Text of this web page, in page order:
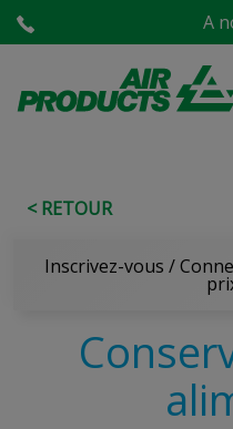
A
< RETOUR
Inscrivez-vous /